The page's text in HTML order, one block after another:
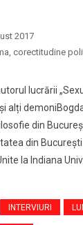
2017
corectitudine
lucrării
alți
din
din
la Indiana
INTERVIURI